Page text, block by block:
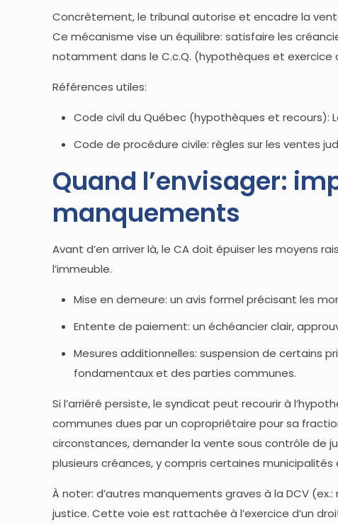
Concrètement, le tribunal autorise et encadre la
Ce mécanisme vise un équilibre: satisfaire les
notamment dans le C.c.Q. (hypothèques et
Références utiles:
Code civil du Québec (hypothèques et recours):
Code de procédure civile: règles sur les ventes
Quand l’envisager:
manquements
Avant d’en arriver là, le CA doit épuiser les moyens
l’immeuble.
Mise en demeure: un avis formel précisant les
Entente de paiement: un échéancier clair,
Mesures additionnelles: suspension de certains
fondamentaux et des parties communes.
Si l’arriéré persiste, le syndicat peut recourir à
communes dues par un copropriétaire pour sa
circonstances, demander la vente sous contrôle de
plusieurs créances, y compris certaines
À noter: d’autres manquements graves à la DCV
justice. Cette voie est rattachée à l’exercice d’un